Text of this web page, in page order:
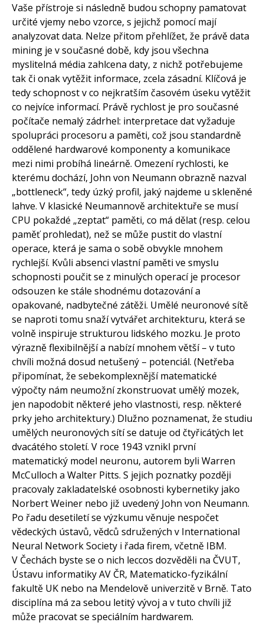
Vaše přístroje si následně budou schopny pamatovat
určité vjemy nebo vzorce, s jejichž pomocí mají
analyzovat data. Nelze přitom přehlížet, že právě data
mining je v současné době, kdy jsou všechna
myslitelná média zahlcena daty, z nichž potřebujeme
tak či onak vytěžit informace, zcela zásadní. Klíčová je
tedy schopnost v co nejkratším časovém úseku vytěžit
co nejvíce informací. Právě rychlost je pro současné
počítače nemalý zádrhel: interpretace dat vyžaduje
spolupráci procesoru a paměti, což jsou standardně
oddělené hardwarové komponenty a komunikace
mezi nimi probíhá lineárně. Omezení rychlosti, ke
kterému dochází, John von Neumann obrazně nazval
„bottleneck“, tedy úzký profil, jaký najdeme u skleněné
lahve. V klasické Neumannově architektuře se musí
CPU pokaždé „zeptat“ paměti, co má dělat (resp. celou
paměť prohledat), než se může pustit do vlastní
operace, která je sama o sobě obvykle mnohem
rychlejší. Kvůli absenci vlastní paměti ve smyslu
schopnosti poučit se z minulých operací je procesor
odsouzen ke stále shodnému dotazování a
opakované, nadbytečné zátěži. Umělé neuronové sítě
se naproti tomu snaží vytvářet architekturu, která se
volně inspiruje strukturou lidského mozku. Je proto
výrazně flexibilnější a nabízí mnohem větší – v tuto
chvíli možná dosud netušený – potenciál. (Netřeba
připomínat, že sebekomplexnější matematické
výpočty nám neumožní zkonstruovat umělý mozek,
jen napodobit některé jeho vlastnosti, resp. některé
prky jeho architektury.) Dlužno poznamenat, že studiu
umělých neuronových sítí se datuje od čtyřicátých let
dvacátého století. V roce 1943 vznikl první
matematický model neuronu, autorem byli Warren
McCulloch a Walter Pitts. S jejich poznatky později
pracovaly zakladatelské osobnosti kybernetiky jako
Norbert Weiner nebo již uvedený John von Neumann.
Po řadu desetiletí se výzkumu věnuje nespočet
vědeckých ústavů, vědců sdružených v International
Neural Network Society i řada firem, včetně IBM.
V Čechách byste se o nich leccos dozvěděli na ČVUT,
Ústavu informatiky AV ČR, Matematicko-fyzikální
fakultě UK nebo na Mendelově univerzitě v Brně. Tato
disciplína má za sebou letitý vývoj a v tuto chvíli již
může pracovat se speciálním hardwarem.